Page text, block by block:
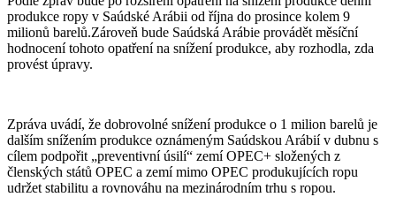
produkce ropy v Saúdské Arábii od října do prosince kolem 9
milionů barelů.Zároveň bude Saúdská Arábie provádět měsíční
hodnocení tohoto opatření na snížení produkce, aby rozhodla, zda
provést úpravy.
Zpráva uvádí, že dobrovolné snížení produkce o 1 milion barelů je
dalším snížením produkce oznámeným Saúdskou Arábií v dubnu s
cílem podpořit „preventivní úsilí“ zemí OPEC+ složených z
členských států OPEC a zemí mimo OPEC produkujících ropu
udržet stabilitu a rovnováhu na mezinárodním trhu s ropou.